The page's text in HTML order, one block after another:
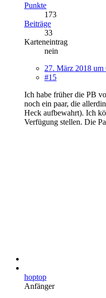
Punkte
173
Beiträge
33
Karteneintrag
nein
27. März 2018 um
#15
Ich habe früher die PB
noch ein paar, die
Heck aufbewahrt). Ich
Verfügung stellen. Die
hoptop
Anfänger